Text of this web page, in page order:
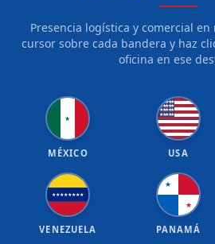
Presencia logística y comercial en
cursor sobre cada bandera y haz
oficina en ese
★
MÉXICO
★★★★★
★★★★★
★★★★★
★★★★★
USA
★★★★★★★★
VENEZUELA
★
★
PANAMÁ